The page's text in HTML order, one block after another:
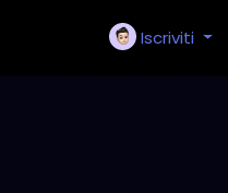
Iscriviti